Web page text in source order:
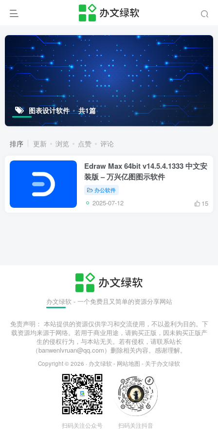
图表设计软件 共1篇
排序 更新 浏览 点赞 评论
Edraw Max 64bit v14.5.4.1333 中文安
装版 – 万兴亿图图示软件
办公软件
2025-07-12 15
办文绿软 - 一个免费且又简单的资源分享网站
免责声明： 本站提供的资源仅供学习和交流使用，不以盈利为目的。下
载资源均来源于网络。若用于商业用途，请购买正版，因未购买正版产
生的侵权行为，与本站无关。若有侵权，请联系站长
（banwenlvruan@qq.com）删除相关内容。感谢理解。
Copyright © 2026 · 办文绿软 - 网站地图 - 关于办文绿软
扫码关注公众号 扫码关注抖音